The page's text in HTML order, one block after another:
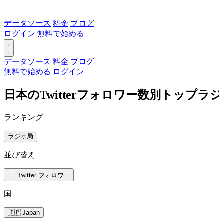
データソース 料金 ブログ
ログイン 無料で始める
データソース 料金 ブログ
無料で始める ログイン
日本のTwitterフォロワー数別トップラ
ランキング
ラジオ局
並び替え
Twitter フォロワー
国
🇯🇵 Japan